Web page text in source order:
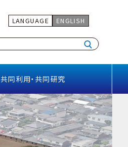
LANGUAGE ENGLISH
共同利用・共同研究